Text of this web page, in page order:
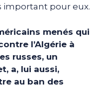
important pour eux.
menés qui
l’Algérie à
russes, un
a, lui aussi,
au ban des